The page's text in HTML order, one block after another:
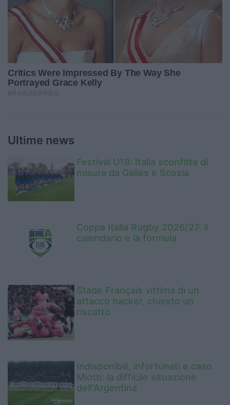
Ultime news
Festival U18: Italia sconfitta di
misura da Galles e Scozia
Coppa Italia Rugby 2026/27: il
calendario e la formula
Stade Français vittima di un
attacco hacker, chiesto un
riscatto
Indisponibili, infortunati e caso
Miotti: la difficile situazione
dell'Argentina